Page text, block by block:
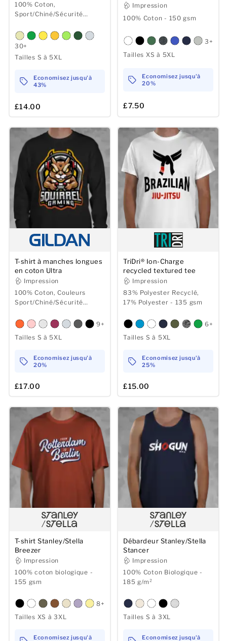
100% Coton,
Sport/Chiné/Sécurité
193/203 gsm
30+
Tailles S à 5XL
Economisez jusqu'à
43%
£14.00
Impression
100% Coton - 150 gsm
3+
Tailles XS à 5XL
Economisez jusqu'à
20%
£7.50
T-shirt à manches longues
en coton Ultra
Impression
100% Coton, Couleurs
Sport/Chiné/Sécurité
193/203 gsm
9+
Tailles S à 5XL
Economisez jusqu'à
20%
£17.00
TriDri® Ion-Charge
recycled textured tee
Impression
83% Polyester Recyclé,
17% Polyester - 135 gsm
6+
Tailles S à 5XL
Economisez jusqu'à
25%
£15.00
T-shirt Stanley/Stella
Breezer
Impression
100% coton biologique -
155 gsm
8+
Tailles XS à 3XL
Economisez jusqu'à
Débardeur Stanley/Stella
Stancer
Impression
100% Coton Biologique -
185 g/m²
Tailles S à 3XL
Economisez jusqu'à